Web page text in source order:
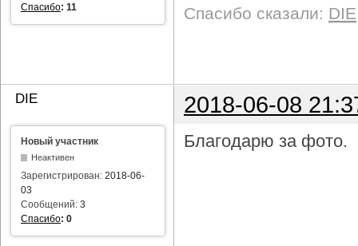
Спасибо: 11 Спасибо сказали: DIE
DIE 2018-06-08
Новый участник
Неактивен
Зарегистрирован: 2018-06-
03
Сообщений: 3
Спасибо: 0
Благодарю за фото.